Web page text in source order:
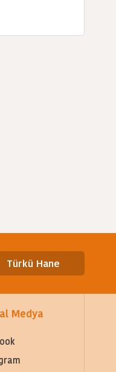
Türkü Hane
Medya